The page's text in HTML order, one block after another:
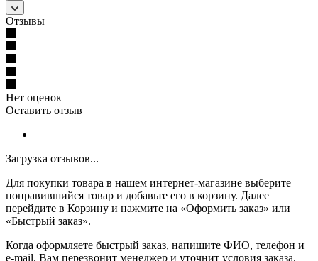
Отзывы
Нет оценок
Оставить отзыв
Загрузка отзывов...
Для покупки товара в нашем интернет-магазине выберите
понравившийся товар и добавьте его в корзину. Далее
перейдите в Корзину и нажмите на «Оформить заказ» или
«Быстрый заказ».
Когда оформляете быстрый заказ, напишите ФИО, телефон и
e-mail. Вам перезвонит менеджер и уточнит условия заказа.